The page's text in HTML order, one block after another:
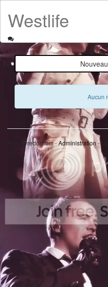
Westlife
Aucun
Free-livredor.com -Administration -